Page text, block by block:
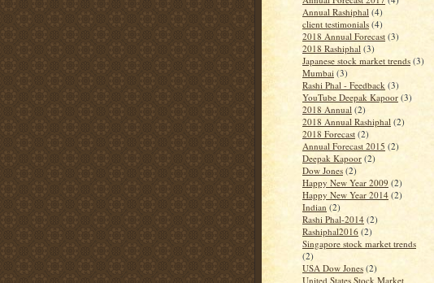
Annual Rashiphal (4)
client testimonials (4)
2018 Annual Forecast (3)
2018 Rashiphal (3)
Japanese stock market trends (3)
Mumbai (3)
Rashi Phal - Feedback (3)
YouTube Deepak Kapoor (3)
2018 Annual (2)
2018 Annual Rashiphal (2)
2018 Forecast (2)
Annual Forecast 2015 (2)
Deepak Kapoor (2)
Dow Jones (2)
Happy New Year 2009 (2)
Happy New Year 2014 (2)
Indian (2)
Rashi Phal-2014 (2)
Rashiphal2016 (2)
Singapore stock market trends
(2)
USA Dow Jones (2)
United States Stock Market